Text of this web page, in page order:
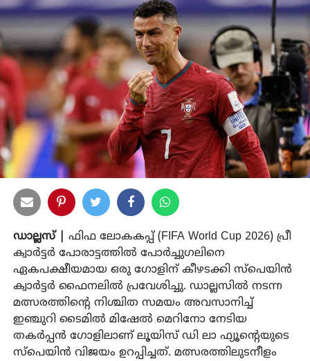
ഡാല്ലസ് |
ഫിഫ ലോകകപ്പ് (FIFA World Cup 2026) പ്രീ
ക്വാർട്ടർ പോരാട്ടത്തിൽ പോർച്ചുഗലിനെ
ഏകപക്ഷീയമായ ഒരു ഗോളിന് കീഴടക്കി സ്പെയിൻ
ക്വാർട്ടർ ഫൈനലിൽ പ്രവേശിച്ചു. ഡാല്ലസിൽ നടന്ന
മത്സരത്തിന്റെ നിശ്ചിത സമയം അവസാനിച്ച്
ഇഞ്ചുറി ടൈമിൽ മിഷേൽ മെറിനോ നേടിയ
തകർപ്പൻ ഗോളിലാണ് ലൂയിസ് ഡി ലാ ഫ്യൂന്റെയുടെ
സ്പെയിൻ വിജയം ഉറപ്പിച്ചത്. മത്സരത്തിലുടനീളം